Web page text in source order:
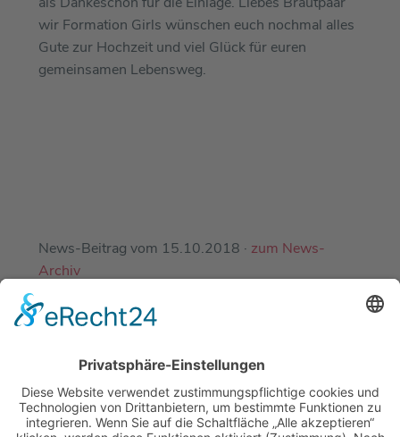
wir Formation Girls wünschen euch nochmal alles
Gute zur Hochzeit und viel Glück für euren
gemeinsamen Lebensweg.
News-Beitrag vom 15.10.2018 · zum News-
Archiv
EINE ABTEILUNG DES
DJK-SV MIRSKOFEN E.V.